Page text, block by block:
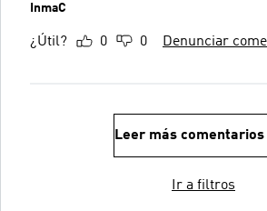
InmaC
¿Útil? 0 0 Denunciar
Leer más comentarios
Ir a filtros